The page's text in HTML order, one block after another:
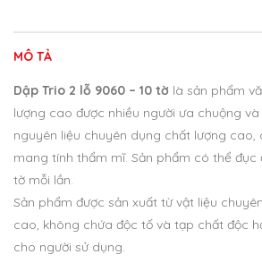
MÔ TẢ
Dập Trio 2 lỗ 9060 – 10 tờ là sản phẩm
lượng cao được nhiều người ưa chuộng
nguyên liệu chuyên dụng chất lượng cao,
mang tính thẩm mĩ. Sản phẩm có thể đục
tờ mỗi lần.
Sản phẩm được sản xuất từ vật liệu
cao, không chứa độc tố và tạp chất độc
cho người sử dụng.